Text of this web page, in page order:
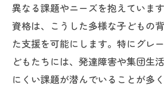
異なる課題やニーズを抱えていま
資格は、こうした多様な子どもの
た支援を可能にします。特にグレ
どもたちには、発達障害や集団生
にくい課題が潜んでいることが多